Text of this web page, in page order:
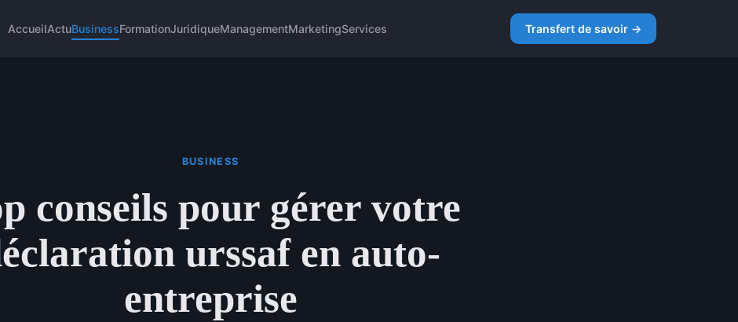
AccueilActuBusinessFormationJuridiqueManagementMarketingServices Transfert de savoir →
BUSINESS
conseils pour gérer votre
urssaf en auto-
entreprise